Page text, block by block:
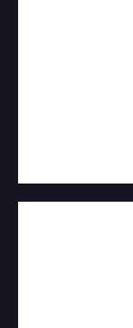
با تحمل دمایی
می شود
و همچنین